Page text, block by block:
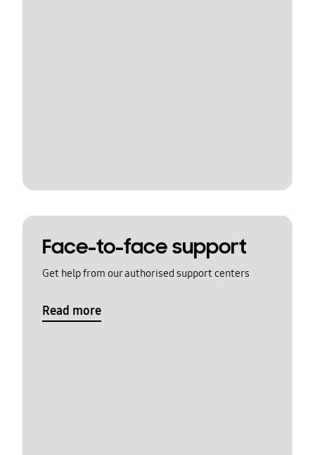
Face-to-face support
Get help from our authorised support centers
Read more